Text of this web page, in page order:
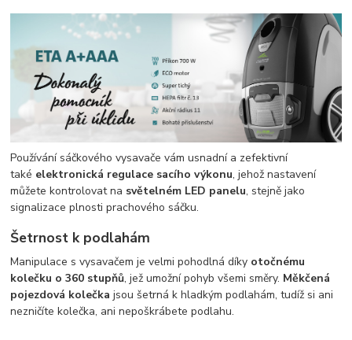
Používání sáčkového vysavače vám usnadní a zefektivní
také elektronická regulace sacího výkonu, jehož nastavení
můžete kontrolovat na světelném LED panelu, stejně jako
signalizace plnosti prachového sáčku.
Šetrnost k podlahám
Manipulace s vysavačem je velmi pohodlná díky otočnému
kolečku o 360 stupňů, jež umožní pohyb všemi směry. Měkčená
pojezdová kolečka jsou šetrná k hladkým podlahám, tudíž si ani
nezničíte kolečka, ani nepoškrábete podlahu.